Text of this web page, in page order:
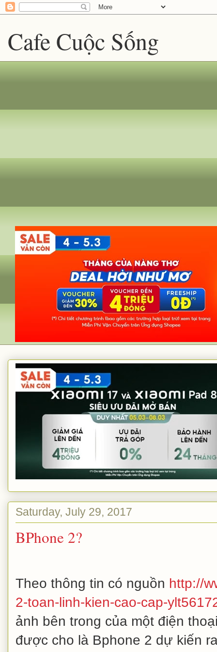
Cafe Cuộc Sống
Saturday, July 29, 2017
BPhone 2?
Theo thông tin có nguồn http://
2-toan-linh-kien-cao-cap-
ảnh bên trong của một điện
được cho là Bphone 2 dự kiến